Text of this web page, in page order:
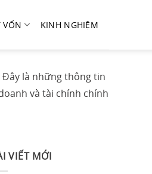
VỐN KINH NGHIỆM
là những thông tin
và tài chính chính
VIẾT MỚI